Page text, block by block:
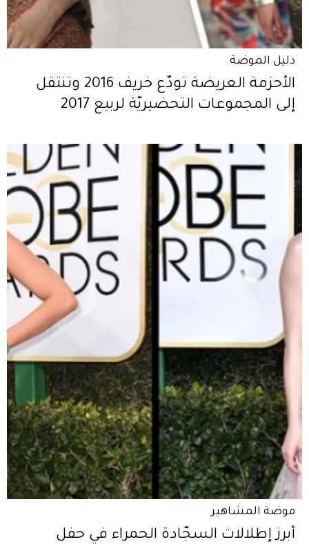
دليل الموضة
الأحزمة العريضة تودّع خريف 2016 وتنتقل
إلى المجموعات التحضيريّة لربيع 2017
موضة المشاهير
أبرز إطلالات السجّادة الحمراء في حفل